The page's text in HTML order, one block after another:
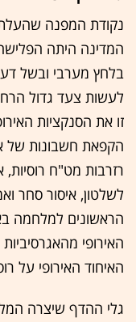
נקודת המפנה
בלחץ מערבי ובשל
לעשות צעד גדול
זו את הסנקציות
הקפאת חשבונות של
רזרבות מט"ח רוסיות,
לשלטון, איסור סחר
הראשונים למלחמה
האיחוד האירופי על
גלי ההדף שיצרה